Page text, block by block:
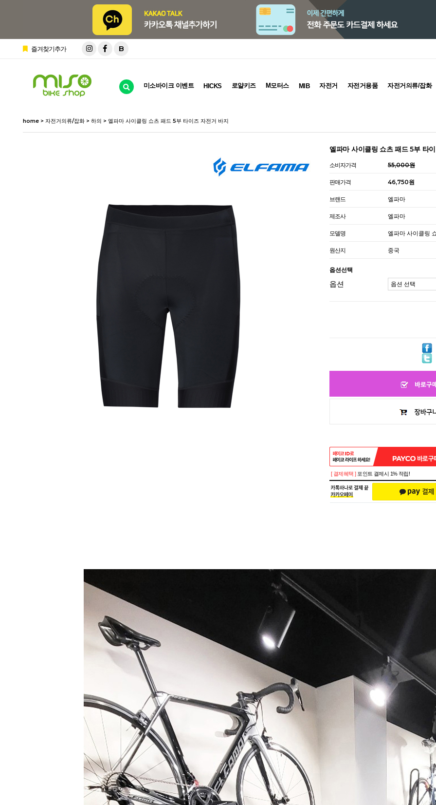
즐겨찾기추가 B
미소바이크 이벤트 HICKS 로얄키즈 M모터스 MIB 자전거 자전거용품 자전거의류/잡화
home > 자전거의류/잡화 > 하의 > 엘파마 사이클링 쇼츠 패드 5부 타이즈 자전거 바지
엘파마 사이클링 쇼츠 패드 5부 타
소비자가격 55,000원
판매가격 46,750원
브랜드 엘파마
제조사 엘파마
모델명 엘파마 사이클링
원산지 중국
옵션선택
옵션
페이코 ID로 페이코 라이
[ 결제혜택 ] 포인트 결제시 1% 적립!